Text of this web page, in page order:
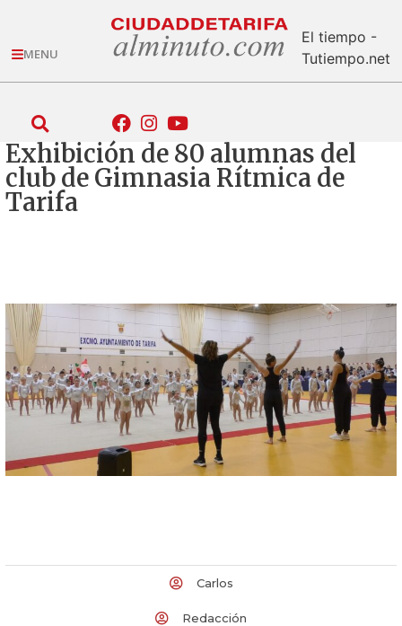
MENU
El tiempo -
Tutiempo.net
Exhibición de 80 alumnas del
club de Gimnasia Rítmica de
Tarifa
Carlos
Redacción